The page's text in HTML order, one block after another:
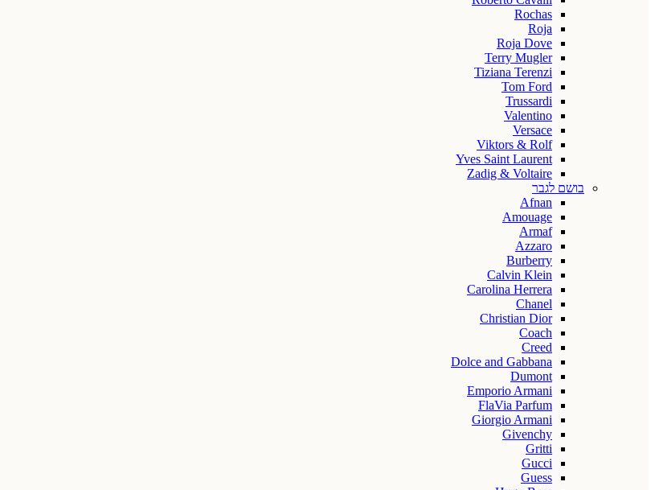
Rochas
Roja
Roja Dove
Terry Mugler
Tiziana Terenzi
Tom Ford
Trussardi
Valentino
Versace
Viktors & Rolf
Yves Saint Laurent
Zadig & Voltaire
בושם לגבר
Afnan
Amouage
Armaf
Azzaro
Burberry
Calvin Klein
Carolina Herrera
Chanel
Christian Dior
Coach
Creed
Dolce and Gabbana
Dumont
Emporio Armani
FlaVia Parfum
Giorgio Armani
Givenchy
Gritti
Gucci
Guess